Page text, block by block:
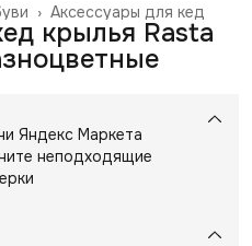
Аксессуары для кед
›
крылья Rasta
Яндекс Маркета
неподходящие